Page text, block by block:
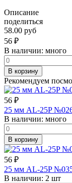
Описание
поделиться
58.00 руб
56 ₽
В наличии: много
В корзину
Рекомендуем
56 ₽
25 мм AL-25P
В наличии: много
В корзину
56 ₽
25 мм AL-25P
В наличии: 2 шт